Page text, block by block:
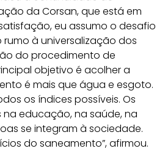
da Corsan, que está em
eu assumo o desafio
à universalização dos
do procedimento de
objetivo é acolher a
é mais que água e esgoto.
os índices possíveis. Os
na educação, na saúde, na
se integram à sociedade.
do saneamento”, afirmou.